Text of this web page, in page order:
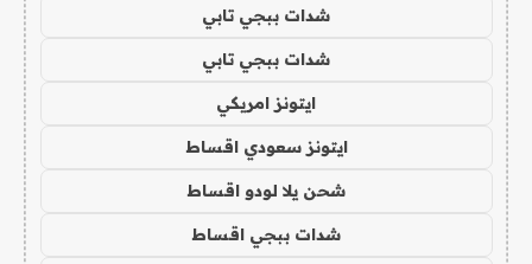
شدات ببجي تابي
شدات ببجي تابي
ايتونز امريكي
ايتونز سعودي اقساط
شحن يلا لودو اقساط
شدات ببجي اقساط